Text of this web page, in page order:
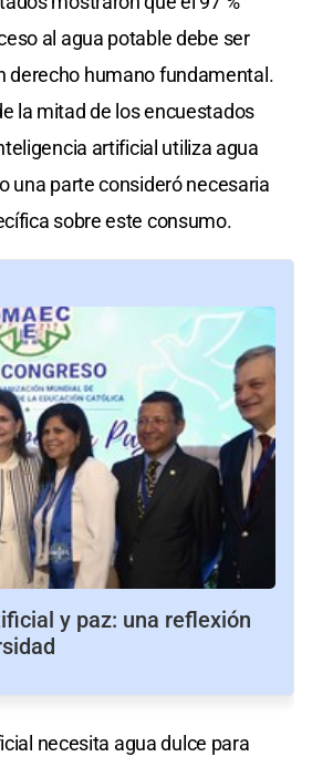
al agua potable debe ser
derecho humano fundamental.
la mitad de los encuestados
artificial utiliza agua
una parte consideró necesaria
sobre este consumo.
y paz: una reflexión
necesita agua dulce para